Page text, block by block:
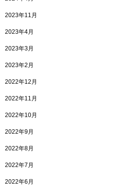
2023年11月
2023年4月
2023年3月
2023年2月
2022年12月
2022年11月
2022年10月
2022年9月
2022年8月
2022年7月
2022年6月